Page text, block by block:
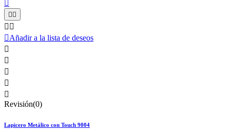
 
 
Añadir a la lista de deseos





Revisión(0)
Lapicero Metálico con Touch 9004